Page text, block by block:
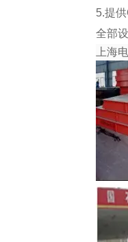
5.提
全部
上海